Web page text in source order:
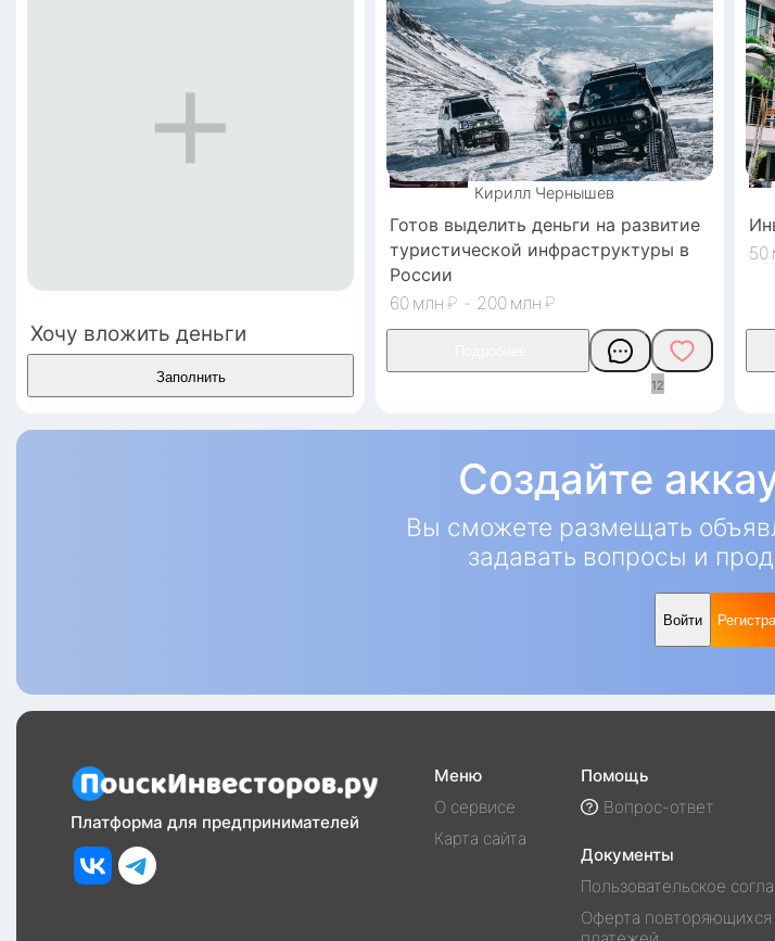
Хочу вложить деньги
Заполнить
Кирилл Чернышев
Готов выделить деньги на развитие
туристической инфраструктуры в
России
60
₽ - 200 ₽
12
50
Создайте
Вы сможете размещать
задавать вопросы и
Войти
Платформа для предпринимателей
Меню
О сервисе
Карта сайта
Помощь
Вопрос-ответ
Документы
Пользовательское
Оферта повторяющихся